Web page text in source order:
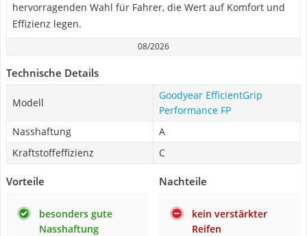
hervorragenden Wahl für Fahrer, die Wert auf Komfort und
Effizienz legen.
08/2026
Technische Details
Modell
Goodyear EfficientGrip
Performance FP
Nasshaftung
A
Kraftstoffeffizienz
C
Vorteile
besonders gute
Nasshaftung
Nachteile
kein verstärkter
Reifen